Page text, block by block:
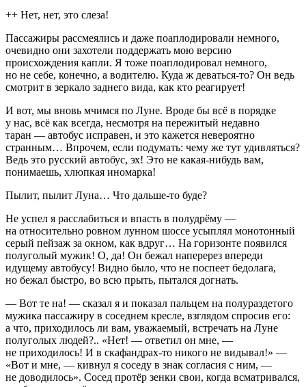
++ Нет, нет, это слеза!
Пассажиры рассмеялись и даже поаплодировали немного,
очевидно они захотели поддержать мою версию
происхождения капли. Я тоже поаплодировал немного,
но не себе, конечно, а водителю. Куда ж деваться-то? Он ведь
смотрит в зеркало заднего вида, как кто реагирует!
И вот, мы вновь мчимся по Луне. Вроде бы всё в порядке
у нас, всё как всегда, несмотря на пережитый недавно
таран — автобус исправен, и это кажется невероятно
странным… Впрочем, если подумать: чему же тут удивляться?
Ведь это русский автобус, эх! Это не какая-нибудь вам,
понимаешь, хлюпкая иномарка!
Пылит, пылит Луна… Что дальше-то буде?
Не успел я расслабиться и впасть в полудрёму —
на относительно ровном лунном шоссе усыплял монотонный
серый пейзаж за окном, как вдруг… На горизонте появился
полуголый мужик! О, да! Он бежал наперерез впереди
идущему автобусу! Видно было, что не поспеет бедолага,
но бежал быстро, во всю прыть, пытался догнать.
— Вот те на! — сказал я и показал пальцем на полураздетого
мужика пассажиру в соседнем кресле, взглядом спросив его:
а что, приходилось ли вам, уважаемый, встречать на Луне
полуголых людей?.. «Нет! — ответил он мне, —
не приходилось! И в скафандрах-то никого не видывал!» —
«Вот и мне, — кивнул я соседу в знак согласия с ним, —
не доводилось». Сосед протёр зенки свои, когда всматривался,